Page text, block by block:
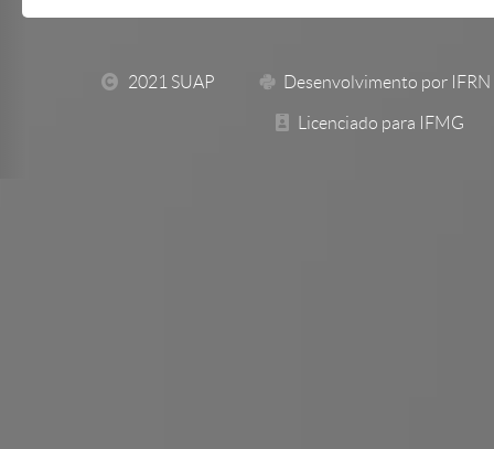
2021 SUAP Desenvolvimento por IFRN
Licenciado para IFMG